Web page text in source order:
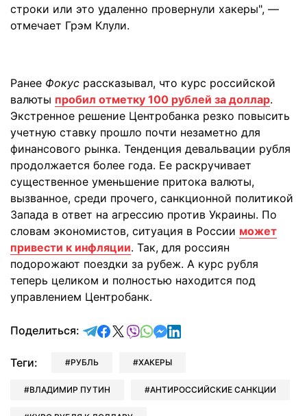
строки или это удаленно провернули хакеры", —
отмечает Грэм Клули.
Ранее Фокус рассказывал, что курс российской
валюты пробил отметку 100 рублей за доллар.
Экстренное решение Центробанка резко повысить
учетную ставку прошло почти незаметно для
финансового рынка. Тенденция девальвации рубля
продолжается более года. Ее раскручивает
существенное уменьшение притока валюты,
вызванное, среди прочего, санкционной политикой
Запада в ответ на агрессию против Украины. По
словам экономистов, ситуация в России может
привести к инфляции. Так, для россиян
подорожают поездки за рубеж. А курс рубля
теперь целиком и полностью находится под
управлением Центробанк.
Поделиться: отправить в Telegram
поделиться в Facebook
поделиться в X
отправить в Viber
отправить в Whatsapp
отправить в Messenger
отправить в LinkedIn
Теги: РУБЛЬ ХАКЕРЫ
ВЛАДИМИР ПУТИН АНТИРОССИЙСКИЕ САНКЦИИ